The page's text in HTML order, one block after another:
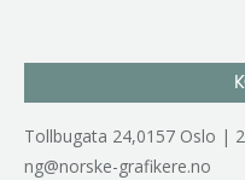
Tollbugata 24,0157 Oslo |
ng@norske-grafikere.no